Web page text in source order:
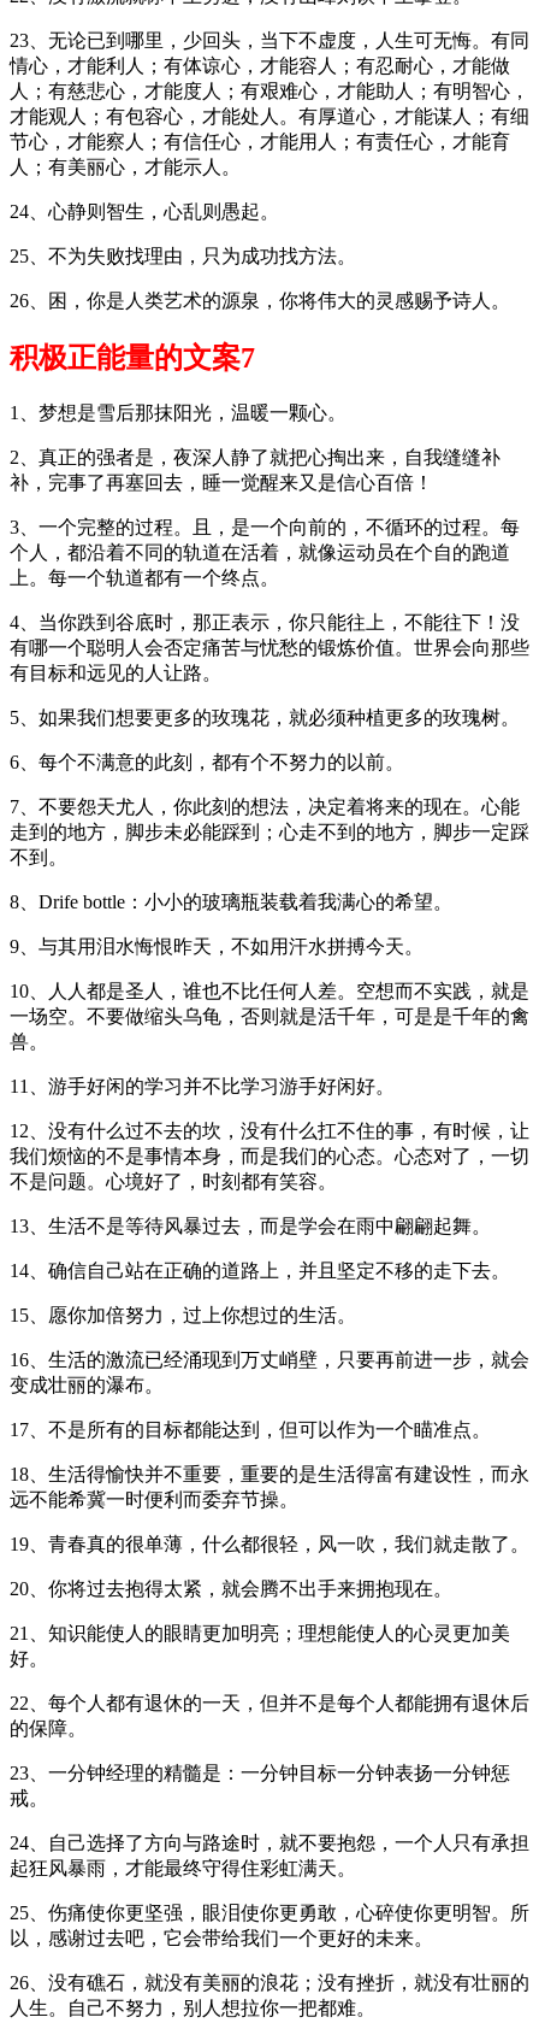
23、无论已到哪里，少回头，当下不虚度，人生可无悔。有同
情心，才能利人；有体谅心，才能容人；有忍耐心，才能做
人；有慈悲心，才能度人；有艰难心，才能助人；有明智心，
才能观人；有包容心，才能处人。有厚道心，才能谋人；有细
节心，才能察人；有信任心，才能用人；有责任心，才能育
人；有美丽心，才能示人。
24、心静则智生，心乱则愚起。
25、不为失败找理由，只为成功找方法。
26、困，你是人类艺术的源泉，你将伟大的灵感赐予诗人。
积极正能量的文案7
1、梦想是雪后那抹阳光，温暖一颗心。
2、真正的强者是，夜深人静了就把心掏出来，自我缝缝补
补，完事了再塞回去，睡一觉醒来又是信心百倍！
3、一个完整的过程。且，是一个向前的，不循环的过程。每
个人，都沿着不同的轨道在活着，就像运动员在个自的跑道
上。每一个轨道都有一个终点。
4、当你跌到谷底时，那正表示，你只能往上，不能往下！没
有哪一个聪明人会否定痛苦与忧愁的锻炼价值。世界会向那些
有目标和远见的人让路。
5、如果我们想要更多的玫瑰花，就必须种植更多的玫瑰树。
6、每个不满意的此刻，都有个不努力的以前。
7、不要怨天尤人，你此刻的想法，决定着将来的现在。心能
走到的地方，脚步未必能踩到；心走不到的地方，脚步一定踩
不到。
8、Drife bottle：小小的玻璃瓶装载着我满心的希望。
9、与其用泪水悔恨昨天，不如用汗水拼搏今天。
10、人人都是圣人，谁也不比任何人差。空想而不实践，就是
一场空。不要做缩头乌龟，否则就是活千年，可是是千年的禽
兽。
11、游手好闲的学习并不比学习游手好闲好。
12、没有什么过不去的坎，没有什么扛不住的事，有时候，让
我们烦恼的不是事情本身，而是我们的心态。心态对了，一切
不是问题。心境好了，时刻都有笑容。
13、生活不是等待风暴过去，而是学会在雨中翩翩起舞。
14、确信自己站在正确的道路上，并且坚定不移的走下去。
15、愿你加倍努力，过上你想过的生活。
16、生活的激流已经涌现到万丈峭壁，只要再前进一步，就会
变成壮丽的瀑布。
17、不是所有的目标都能达到，但可以作为一个瞄准点。
18、生活得愉快并不重要，重要的是生活得富有建设性，而永
远不能希冀一时便利而委弃节操。
19、青春真的很单薄，什么都很轻，风一吹，我们就走散了。
20、你将过去抱得太紧，就会腾不出手来拥抱现在。
21、知识能使人的眼睛更加明亮；理想能使人的心灵更加美
好。
22、每个人都有退休的一天，但并不是每个人都能拥有退休后
的保障。
23、一分钟经理的精髓是：一分钟目标一分钟表扬一分钟惩
戒。
24、自己选择了方向与路途时，就不要抱怨，一个人只有承担
起狂风暴雨，才能最终守得住彩虹满天。
25、伤痛使你更坚强，眼泪使你更勇敢，心碎使你更明智。所
以，感谢过去吧，它会带给我们一个更好的未来。
26、没有礁石，就没有美丽的浪花；没有挫折，就没有壮丽的
人生。自己不努力，别人想拉你一把都难。